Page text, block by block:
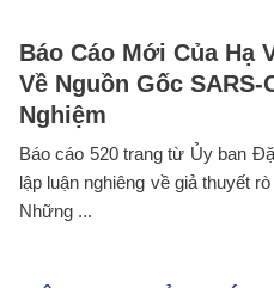
Báo Cáo Mới Của Hạ
Về Nguồn Gốc
Nghiệm
Báo cáo 520 trang từ Ủy ban
lập luận nghiêng về giả thuyết
Những ...